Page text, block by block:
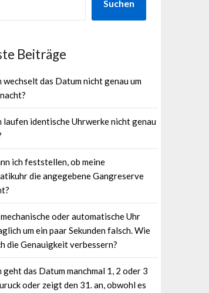
Suchen
Beiträge
wechselt das Datum nicht genau um
laufen identische Uhrwerke nicht genau
ich feststellen, ob meine
die angegebene Gangreserve
oder automatische Uhr
um ein paar Sekunden falsch. Wie
die Genauigkeit verbessern?
geht das Datum manchmal 1, 2 oder 3
oder zeigt den 31. an, obwohl es